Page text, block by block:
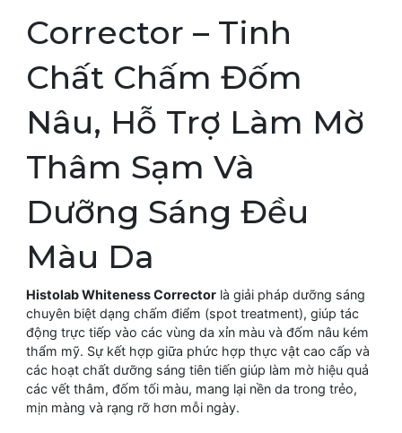
Corrector – Tinh
Chất Chấm Đốm
Nâu, Hỗ Trợ Làm Mờ
Thâm Sạm Và
Dưỡng Sáng Đều
Màu Da
Histolab Whiteness Corrector là giải pháp dưỡng sáng
chuyên biệt dạng chấm điểm (spot treatment), giúp tác
động trực tiếp vào các vùng da xỉn màu và đốm nâu kém
thẩm mỹ. Sự kết hợp giữa phức hợp thực vật cao cấp và
các hoạt chất dưỡng sáng tiên tiến giúp làm mờ hiệu quả
các vết thâm, đốm tối màu, mang lại nền da trong trẻo,
mịn màng và rạng rỡ hơn mỗi ngày.